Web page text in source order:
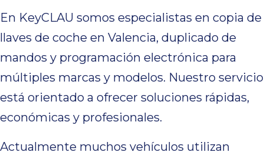
En KeyCLAU somos especialistas en copia de
llaves de coche en Valencia, duplicado de
mandos y programación electrónica para
múltiples marcas y modelos. Nuestro servicio
está orientado a ofrecer soluciones rápidas,
económicas y profesionales.
Actualmente muchos vehículos utilizan